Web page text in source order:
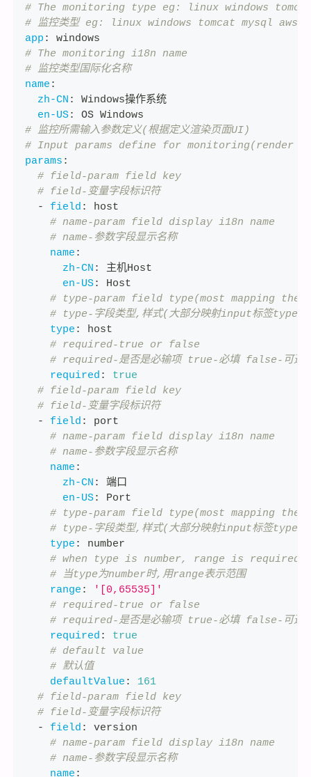
# The monitoring type eg: linux windows
# 监控类型 eg: linux windows tomcat mysql
app :
windows
# The monitoring i18n name
# 监控类型国际化名称
name :
zh-CN :
Windows操作系统
en-US:
OS Windows
# 监控所需输入参数定义(根据定义渲染页面UI)
# Input params define for monitoring(render
params :
# field-param field key
# field-变量字段标识符
-
field :
host
# name-param field display i18n name
# name-参数字段显示名称
name :
zh-CN :
主机Host
en-US:
Host
# type-param field type(most mapping
# type-字段类型,样式(大部分映射input标签type
type :
host
# required-true or false
# required-是否是必输项 true-必填 false-可选
required :
true
# field-param field key
# field-变量字段标识符
-
field :
port
# name-param field display i18n name
# name-参数字段显示名称
name :
zh-CN :
端口
en-US:
Port
# type-param field type(most mapping
# type-字段类型,样式(大部分映射input标签type
type :
number
# when type is number, range is required
# 当type为number时,用range表示范围
range :
'[0,65535]'
# required-true or false
# required-是否是必输项 true-必填 false-可选
required :
true
# default value
# 默认值
defaultValue :
161
# field-param field key
# field-变量字段标识符
-
field :
version
# name-param field display i18n name
# name-参数字段显示名称
name :